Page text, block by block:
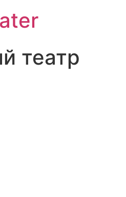
театр